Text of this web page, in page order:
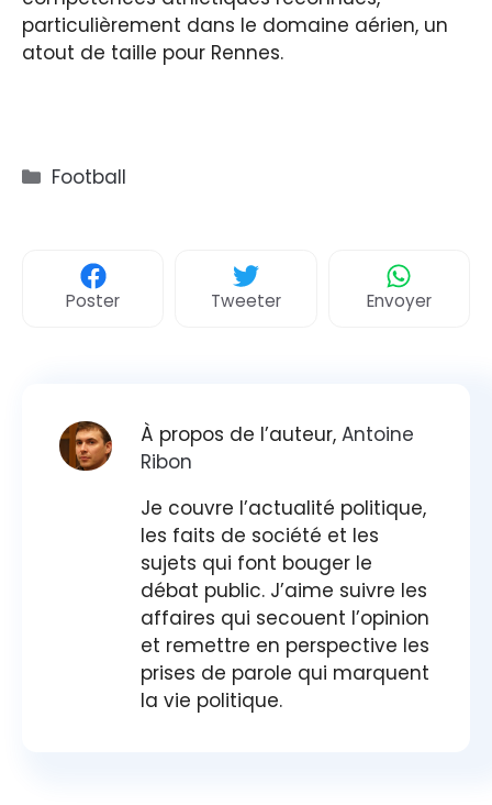
particulièrement dans le domaine aérien, un
atout de taille pour Rennes.
Catégories
Football
Poster Tweeter Envoyer
À propos de l’auteur, Antoine
Ribon
Je couvre l’actualité politique,
les faits de société et les
sujets qui font bouger le
débat public. J’aime suivre les
affaires qui secouent l’opinion
et remettre en perspective les
prises de parole qui marquent
la vie politique.